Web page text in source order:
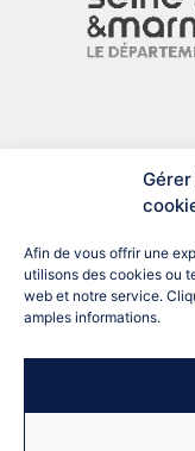
Afin de vous offrir une
utilisons des cookies ou
web et notre service.
amples informations.
ADRESSE : 12 BIS RUE
TÉL : 01 60 56 04 57
EMAIL :